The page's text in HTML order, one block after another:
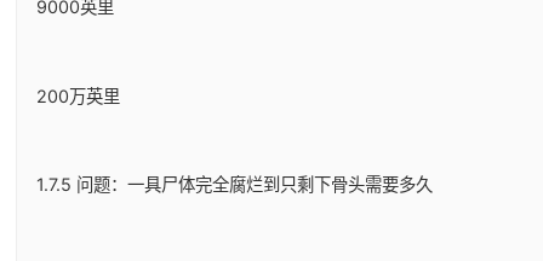
9000英里
200万英里
1.7.5 问题：一具尸体完全腐烂到只剩下骨头需要多久